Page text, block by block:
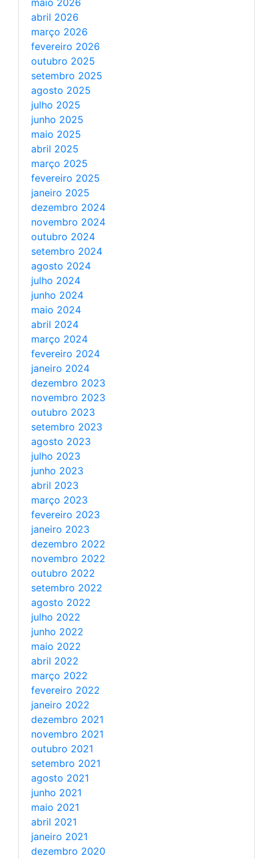
maio 2026
abril 2026
março 2026
fevereiro 2026
outubro 2025
setembro 2025
agosto 2025
julho 2025
junho 2025
maio 2025
abril 2025
março 2025
fevereiro 2025
janeiro 2025
dezembro 2024
novembro 2024
outubro 2024
setembro 2024
agosto 2024
julho 2024
junho 2024
maio 2024
abril 2024
março 2024
fevereiro 2024
janeiro 2024
dezembro 2023
novembro 2023
outubro 2023
setembro 2023
agosto 2023
julho 2023
junho 2023
abril 2023
março 2023
fevereiro 2023
janeiro 2023
dezembro 2022
novembro 2022
outubro 2022
setembro 2022
agosto 2022
julho 2022
junho 2022
maio 2022
abril 2022
março 2022
fevereiro 2022
janeiro 2022
dezembro 2021
novembro 2021
outubro 2021
setembro 2021
agosto 2021
junho 2021
maio 2021
abril 2021
janeiro 2021
dezembro 2020